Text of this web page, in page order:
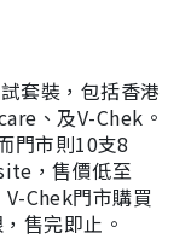
套裝，包括香港
、及V-Chek。
門市則10支8
，售價低至
Chek門市購買
售完即止。